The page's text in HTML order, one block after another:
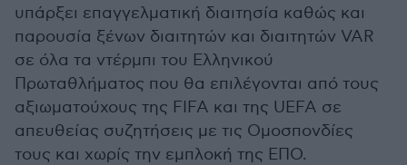
υπάρξει επαγγελματική διαιτησία καθώς και
παρουσία ξένων διαιτητών και διαιτητών VAR
σε όλα τα ντέρμπι του Ελληνικού
Πρωταθλήματος που θα επιλέγονται από τους
αξιωματούχους της FIFA και της UEFA σε
απευθείας συζητήσεις με τις Ομοσπονδίες
τους και χωρίς την εμπλοκή της ΕΠΟ.